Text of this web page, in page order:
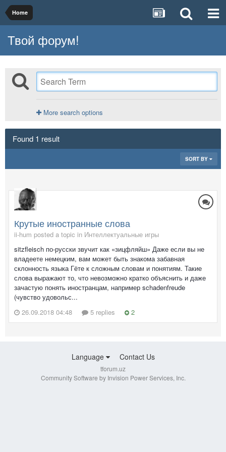
Home
Твой форум!
More search options
Found 1 result
SORT BY
Крутые иностранные слова
ii-hum posted a topic in Интеллектуальные игры
sitzfleisch по-русски звучит как «зицфляйш» Даже если вы не
владеете немецким, вам может быть знакома забавная
склонность языка Гёте к сложным словам и понятиям. Такие
слова выражают то, что невозможно кратко объяснить и даже
зачастую понять иностранцам, например schadenfreude
(чувство удовольс...
26.09.2018 04:48
5 replies 2
Language Contact Us
tforum.uz
Community Software by Invision Power Services, Inc.